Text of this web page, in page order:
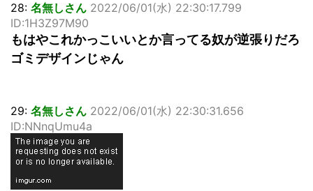
28: 名無しさん 2022/06/01(水) 22:30:17.799
ID:1H3Z97M90
もはやこれかっこいいとか言ってる奴が逆張りだろ
ゴミデザインじゃん
29: 名無しさん 2022/06/01(水) 22:30:31.656
ID:NNnqUmu4a